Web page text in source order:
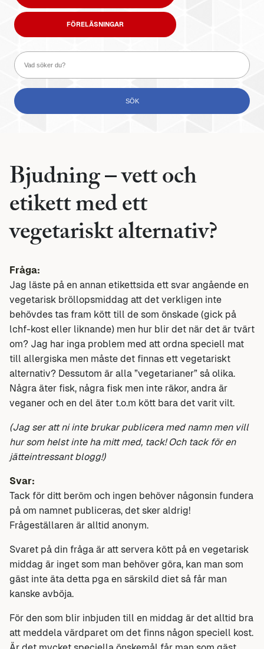
FÖRELÄSNINGAR
Bjudning – vett och
etikett med ett
vegetariskt alternativ?
Fråga:
Jag läste på en annan etikettsida ett svar angående en
vegetarisk bröllopsmiddag att det verkligen inte
behövdes tas fram kött till de som önskade (gick på
lchf-kost eller liknande) men hur blir det när det är tvärt
om? Jag har inga problem med att ordna speciell mat
till allergiska men måste det finnas ett vegetariskt
alternativ? Dessutom är alla ”vegetarianer” så olika.
Några äter fisk, några fisk men inte räkor, andra är
veganer och en del äter t.o.m kött bara det varit vilt.
(Jag ser att ni inte brukar publicera med namn men vill
hur som helst inte ha mitt med, tack! Och tack för en
jätteintressant blogg!)
Svar:
Tack för ditt beröm och ingen behöver någonsin fundera
på om namnet publiceras, det sker aldrig!
Frågeställaren är alltid anonym.
Svaret på din fråga är att servera kött på en vegetarisk
middag är inget som man behöver göra, kan man som
gäst inte äta detta pga en särskild diet så får man
kanske avböja.
För den som blir inbjuden till en middag är det alltid bra
att meddela värdparet om det finns någon speciell kost.